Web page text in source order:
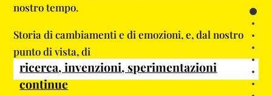
nostro tempo.
Storia di cambiamenti e di emozioni, e, dal nostro
punto di vista, di
ricerca, invenzioni, sperimentazioni
continue